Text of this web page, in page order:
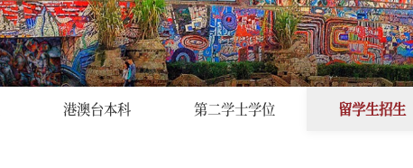
港澳台本科 第二学士学位 留学生招生